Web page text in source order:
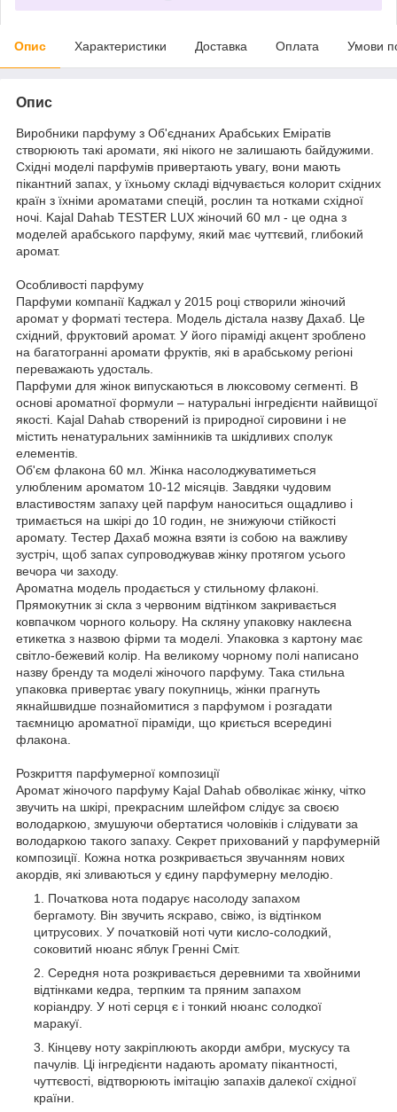
Опис Характеристики Доставка Оплата Умови
Опис
Виробники парфуму з Об'єднаних Арабських Еміратів
створюють такі аромати, які нікого не залишають байдужими.
Східні моделі парфумів привертають увагу, вони мають
пікантний запах, у їхньому складі відчувається колорит східних
країн з їхніми ароматами спецій, рослин та нотками східної
ночі. Kajal Dahab TESTER LUX жіночий 60 мл - це одна з
моделей арабського парфуму, який має чуттєвий, глибокий
аромат.
Особливості парфуму
Парфуми компанії Каджал у 2015 році створили жіночий
аромат у форматі тестера. Модель дістала назву Дахаб. Це
східний, фруктовий аромат. У його піраміді акцент зроблено
на багатогранні аромати фруктів, які в арабському регіоні
переважають удосталь.
Парфуми для жінок випускаються в люксовому сегменті. В
основі ароматної формули – натуральні інгредієнти найвищої
якості. Kajal Dahab створений із природної сировини і не
містить ненатуральних замінників та шкідливих сполук
елементів.
Об'єм флакона 60 мл. Жінка насолоджуватиметься
улюбленим ароматом 10-12 місяців. Завдяки чудовим
властивостям запаху цей парфум наноситься ощадливо і
тримається на шкірі до 10 годин, не знижуючи стійкості
аромату. Тестер Дахаб можна взяти із собою на важливу
зустріч, щоб запах супроводжував жінку протягом усього
вечора чи заходу.
Ароматна модель продається у стильному флаконі.
Прямокутник зі скла з червоним відтінком закривається
ковпачком чорного кольору. На скляну упаковку наклеєна
етикетка з назвою фірми та моделі. Упаковка з картону має
світло-бежевий колір. На великому чорному полі написано
назву бренду та моделі жіночого парфуму. Така стильна
упаковка привертає увагу покупниць, жінки прагнуть
якнайшвидше познайомитися з парфумом і розгадати
таємницю ароматної піраміди, що криється всередині
флакона.
Розкриття парфумерної композиції
Аромат жіночого парфуму Kajal Dahab обволікає жінку, чітко
звучить на шкірі, прекрасним шлейфом слідує за своєю
володаркою, змушуючи обертатися чоловіків і слідувати за
володаркою такого запаху. Секрет прихований у парфумерній
композиції. Кожна нотка розкривається звучанням нових
акордів, які зливаються у єдину парфумерну мелодію.
Початкова нота подарує насолоду запахом
бергамоту. Він звучить яскраво, свіжо, із відтінком
цитрусових. У початковій ноті чути кисло-солодкий,
соковитий нюанс яблук Гренні Сміт.
Середня нота розкривається деревними та хвойними
відтінками кедра, терпким та пряним запахом
коріандру. У ноті серця є і тонкий нюанс солодкої
маракуї.
Кінцеву ноту закріплюють акорди амбри, мускусу та
пачулів. Ці інгредієнти надають аромату пікантності,
чуттєвості, відтворюють імітацію запахів далекої східної
країни.